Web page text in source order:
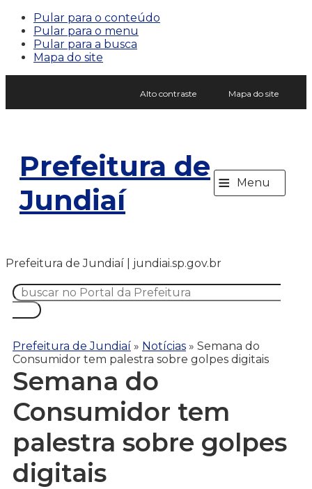
Pular para o conteúdo
Pular para o menu
Pular para a busca
Mapa do site
Alto contraste Mapa do site
Prefeitura de
Jundiaí
≡ Menu
Prefeitura de Jundiaí | jundiai.sp.gov.br
Prefeitura de Jundiaí » Notícias » Semana do
Consumidor tem palestra sobre golpes digitais
Semana do
Consumidor tem
palestra sobre golpes
digitais